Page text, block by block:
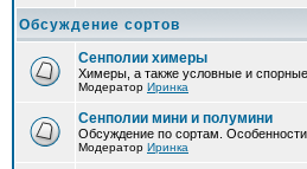
Обсуждение сортов
Сенполии химеры
Химеры, а также условные и
Модератор Иринка
Сенполии мини и полумини
Обсуждение по сортам.
Модератор Иринка